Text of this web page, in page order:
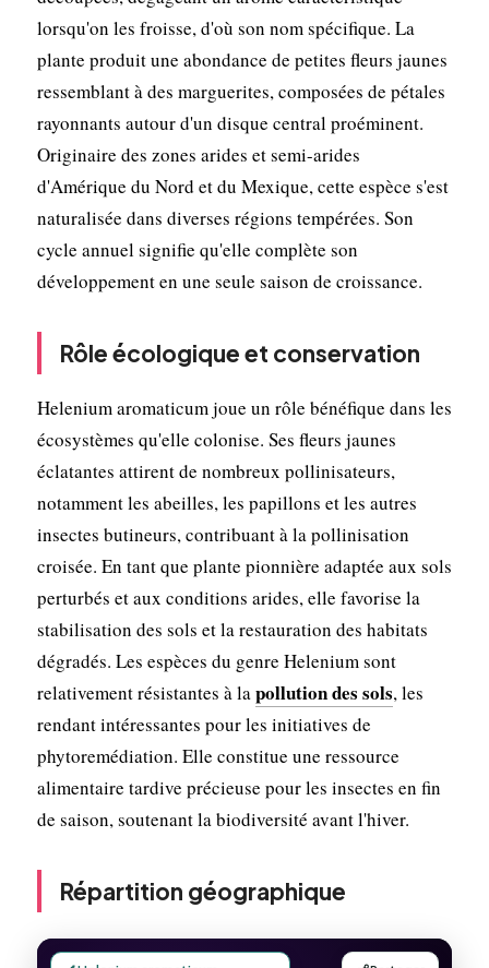
lorsqu'on les froisse, d'où son nom spécifique. La
plante produit une abondance de petites fleurs jaunes
ressemblant à des marguerites, composées de pétales
rayonnants autour d'un disque central proéminent.
Originaire des zones arides et semi-arides
d'Amérique du Nord et du Mexique, cette espèce s'est
naturalisée dans diverses régions tempérées. Son
cycle annuel signifie qu'elle complète son
développement en une seule saison de croissance.
Rôle écologique et conservation
Helenium aromaticum joue un rôle bénéfique dans les
écosystèmes qu'elle colonise. Ses fleurs jaunes
éclatantes attirent de nombreux pollinisateurs,
notamment les abeilles, les papillons et les autres
insectes butineurs, contribuant à la pollinisation
croisée. En tant que plante pionnière adaptée aux sols
perturbés et aux conditions arides, elle favorise la
stabilisation des sols et la restauration des habitats
dégradés. Les espèces du genre Helenium sont
relativement résistantes à lapollution des sols, les
rendant intéressantes pour les initiatives de
phytoremédiation. Elle constitue une ressource
alimentaire tardive précieuse pour les insectes en fin
de saison, soutenant la biodiversité avant l'hiver.
Répartition géographique